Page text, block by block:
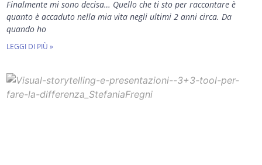
Finalmente mi sono decisa… Quello che ti sto per raccontare è
quanto è accaduto nella mia vita negli ultimi 2 anni circa. Da
quando ho
LEGGI DI PIÙ »